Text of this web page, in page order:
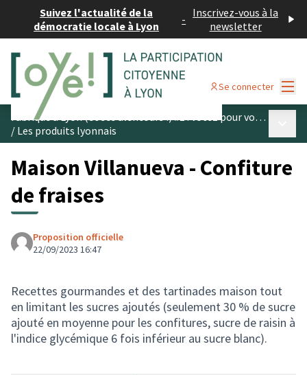
Suivez l'actualité de la
démocratie locale à Lyon
- Inscrivez-vous à la
newsletter
Se connecter
Fabriqué à Lyon (et ses alentours !) #1 : votez pour vos produits préférés
/ Les produits lyonnais
Maison Villanueva - Confiture
de fraises
Proposition officielle
22/09/2023 16:47
Recettes gourmandes et des tartinades maison tout
en limitant les sucres ajoutés (seulement 30 % de sucre
ajouté en moyenne pour les confitures, sucre de raisin à
l'indice glycémique 6 fois inférieur au sucre blanc).